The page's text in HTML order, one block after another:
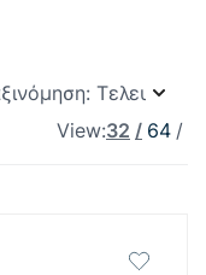
View:32 64